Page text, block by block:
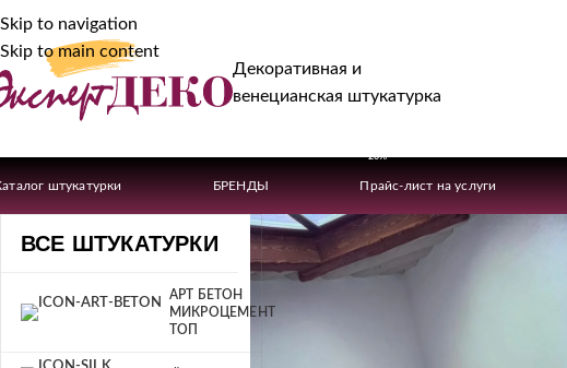
Skip to navigation
Skip to main content
Декоративная и
венецианская штукатурка
штукатурки БРЕНДЫ Прайс-лист на услуги
-20%
ВСЕ ШТУКАТУРКИ
АРТ БЕТОН
МИКРОЦЕМЕНТ
ТОП